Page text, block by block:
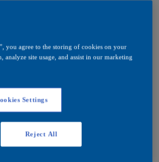
produktów
WP 567 BPD*
WP 566
WP 1900-02
you agree to the storing of cookies on your
analyze site usage, and assist in our marketing
Settings
Reject All